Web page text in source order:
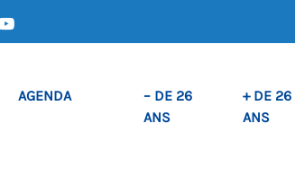
AGENDA
– DE 26
ANS
+ DE 26
ANS